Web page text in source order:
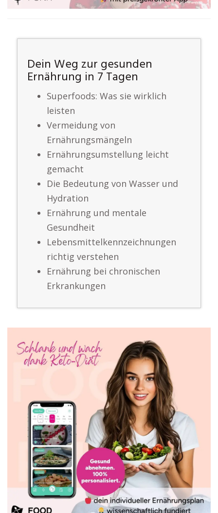
Dein Weg zur gesunden
Ernährung in 7 Tagen
Superfoods: Was sie wirklich
leisten
Vermeidung von
Ernährungsmängeln
Ernährungsumstellung leicht
gemacht
Die Bedeutung von Wasser und
Hydration
Ernährung und mentale
Gesundheit
Lebensmittelkennzeichnungen
richtig verstehen
Ernährung bei chronischen
Erkrankungen